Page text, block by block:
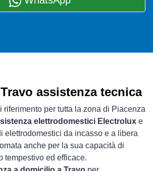
assistenza tecnica
riferimento per tutta la zona di Piacenza
elettrodomestici Electrolux e
elettrodomestici da incasso e a libera
anche per la sua capacità di
tempestivo ed efficace.